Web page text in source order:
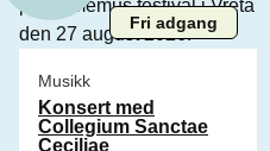
Fri adgang
Musikk
Konsert med
Collegium Sanctae
Ceciliae